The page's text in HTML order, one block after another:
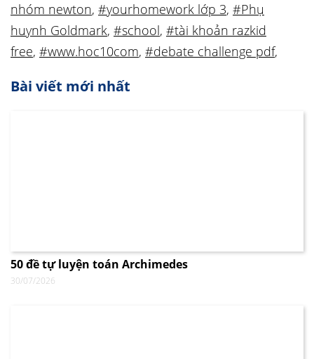
nhóm newton, #yourhomework lớp 3, #Phụ
huynh Goldmark, #school, #tài khoản razkid
free, #www.hoc10com, #debate challenge pdf,
Bài viết mới nhất
50 đề tự luyện toán Archimedes
30/07/2026